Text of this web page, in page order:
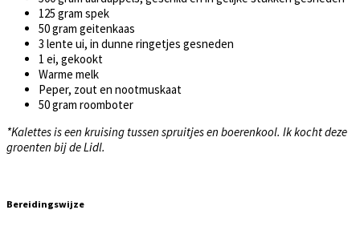
125 gram spek
50 gram geitenkaas
3 lente ui, in dunne ringetjes gesneden
1 ei, gekookt
Warme melk
Peper, zout en nootmuskaat
50 gram roomboter
*Kalettes is een kruising tussen spruitjes en boerenkool. Ik kocht deze
groenten bij de Lidl.
Bereidingswijze